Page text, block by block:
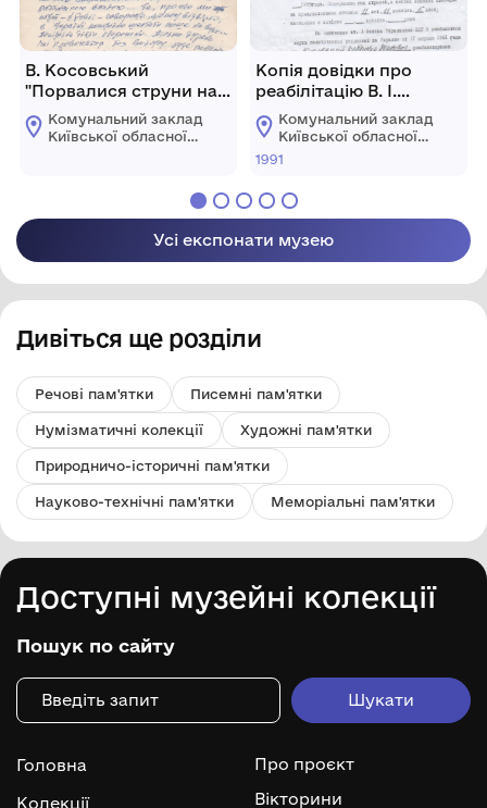
В. Косовський
"Порвалися струни на
кобзі"Комунальний заклад
Київської обласної
Копія довідки про
реабілітацію В. І.
Косовського
Комунальний заклад
Київської обласної
ради "Меморіальний
1991
Усі експонати музею
Дивіться ще розділи
Речові пам'ятки Писемні пам'ятки
Нумізматичні колекції Художні пам'ятки
Природничо-історичні пам'ятки
Науково-технічні пам'ятки Меморіальні пам'ятки
Доступні музейні колекції
Пошук по сайту
Головна
Колекції
Про проєкт
Вікторини